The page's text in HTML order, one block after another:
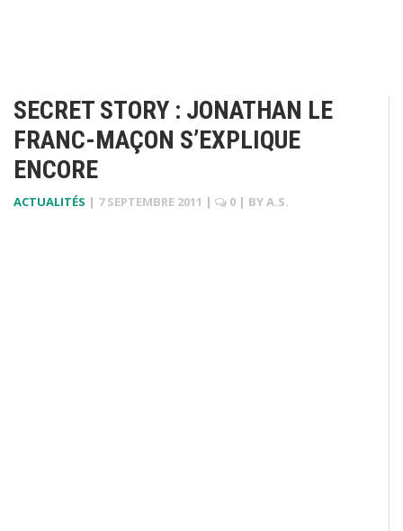
SECRET STORY : JONATHAN LE
FRANC-MAÇON S’EXPLIQUE
ENCORE
ACTUALITÉS | 7 SEPTEMBRE 2011 | 0 | BYA.S.